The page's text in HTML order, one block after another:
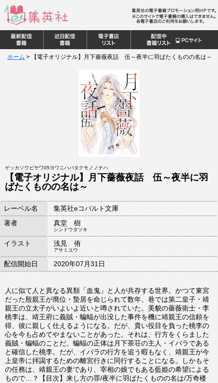
ホーム > 【電子オリジナル】月下薔薇夜話 伍～夜半に羽ばたくものの名は～
ゲッカソウビヤワ05ヨワニハバタクモノノナハ
【電子オリジナル】月下薔薇夜話 伍～夜半に羽
ばたくものの名は～
レーベル名
集英社eコバルト文庫
著者
真堂 樹
シンドウタツキ
イラスト 浅見 侑
アサミユウ
配信開始日 2020年07月31日
人に似て人と異なる異類「血鬼」と人が共存する世界。かつて東宮
だった殷親王が廃位・蟄居を命じられて数年、巷では第二皇子・靖
親王の立太子がいよいよ近いと噂されていた。美貌の薔薇衛士・李
桃李は、靖王府に義賊・蝙蝠が出没した事件を機に靖親王の信頼を
得、彼に親しく仕えるようになる。だが、貴い役目を負った桃李の
心を今も占めてやまないことがあった。それは、行方をくらました
義賊・蝙蝠のことだ。蝙蝠の正体は月下茶荘の主人・イバラである
と確信した桃李。だが、イバラの行方を追う暇もなく、靖親王が今
上皇帝に拝謁するための離宮行きに同行することになる。しかもそ
の任務は、靖親王の妻であり、宰相の娘でもある藍姫の希望による
もので…？【目次】来し方の罪/夜半に羽ばたくものの名は/万奇楼